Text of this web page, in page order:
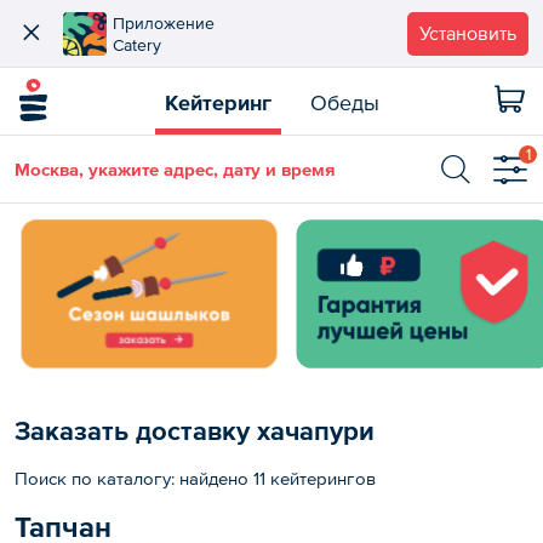
Приложение
Catery
Установить
Кейтеринг Обеды
Москва, укажите адрес, дату и время
1
Заказать доставку хачапури
Поиск по каталогу: найдено 11 кейтерингов
Тапчан